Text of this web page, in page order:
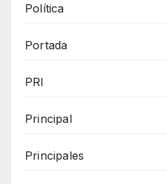
Política
Portada
PRI
Principal
Principales